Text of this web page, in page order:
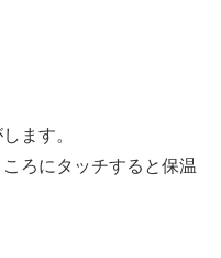
ます。
ろにタッチすると保温